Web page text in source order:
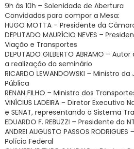
9h às 10h – Solenidade de Abertura
Convidados para compor a Mesa:
HUGO MOTTA – Presidente da
DEPUTADO MAURÍCIO NEVES –
Viação e Transportes
DEPUTADO GILBERTO ABRAMO –
a realização do seminário
RICARDO LEWANDOWSKI – Ministro
Pública
RENAN FILHO – Ministro dos
VINÍCIUS LADEIRA – Diretor Executivo
e SENAT, representando o Sistema
EDUARDO F. REBUZZI – Presidente da
ANDREI AUGUSTO PASSOS
Polícia Federal